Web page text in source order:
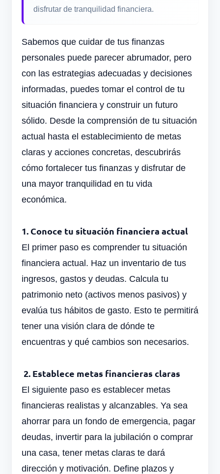
disfrutar de tranquilidad financiera.
Sabemos que cuidar de tus finanzas
personales puede parecer abrumador, pero
con las estrategias adecuadas y decisiones
informadas, puedes tomar el control de tu
situación financiera y construir un futuro
sólido. Desde la comprensión de tu situación
actual hasta el establecimiento de metas
claras y acciones concretas, descubrirás
cómo fortalecer tus finanzas y disfrutar de
una mayor tranquilidad en tu vida
económica.
1. Conoce tu situación financiera actual
El primer paso es comprender tu situación
financiera actual. Haz un inventario de tus
ingresos, gastos y deudas. Calcula tu
patrimonio neto (activos menos pasivos) y
evalúa tus hábitos de gasto. Esto te permitirá
tener una visión clara de dónde te
encuentras y qué cambios son necesarios.
2. Establece metas financieras claras
El siguiente paso es establecer metas
financieras realistas y alcanzables. Ya sea
ahorrar para un fondo de emergencia, pagar
deudas, invertir para la jubilación o comprar
una casa, tener metas claras te dará
dirección y motivación. Define plazos y